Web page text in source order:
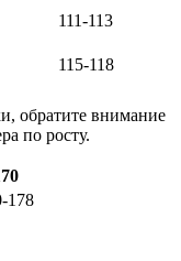
111-113
115-118
обратите внимание
по росту.
178